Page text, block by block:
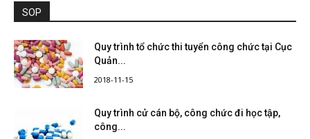
SOP
Quy trình tổ chức thi tuyển công chức tại Cục
Quản...
2018-11-15
Quy trình cử cán bộ, công chức đi học tập,
công...